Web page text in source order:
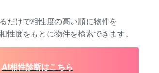
だけで相性度の高い順に物件を
性度をもとに物件を検索できます。
AI相性診断はこちら